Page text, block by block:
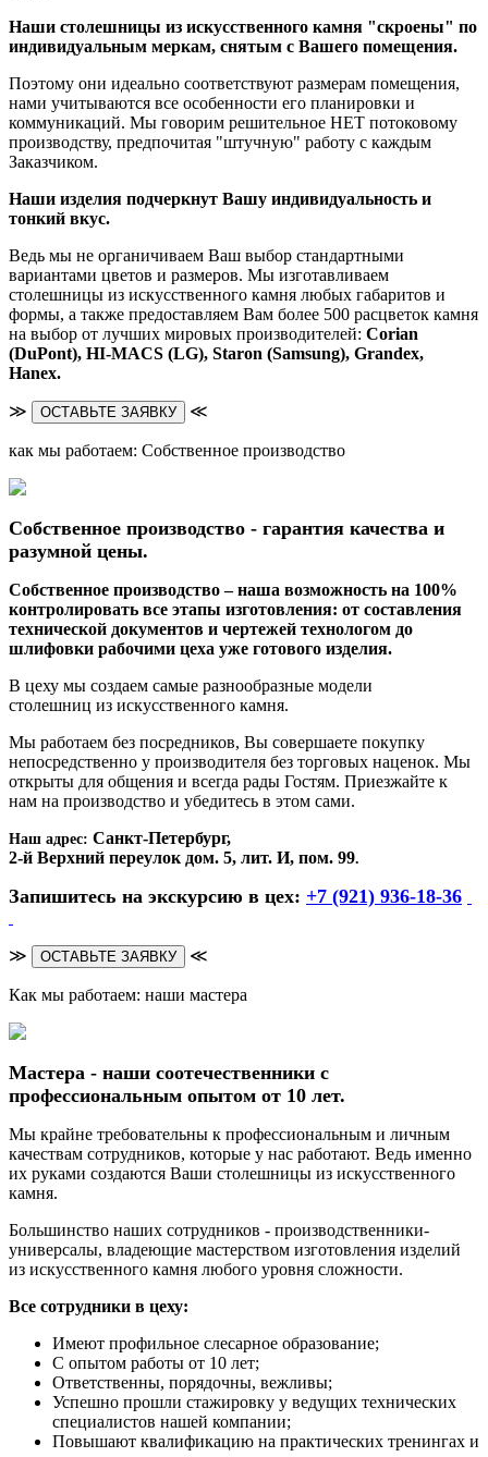
Наши столешницы из искусственного камня "скроены" по
индивидуальным меркам, снятым с Вашего помещения.
Поэтому они идеально соответствуют размерам помещения,
нами учитываются все особенности его планировки и
коммуникаций. Мы говорим решительное НЕТ потоковому
производству, предпочитая "штучную" работу с каждым
Заказчиком.
Наши изделия подчеркнут Вашу индивидуальность и
тонкий вкус.
Ведь мы не органичиваем Ваш выбор стандартными
вариантами цветов и размеров. Мы изготавливаем
столешницы из искусственного камня любых габаритов и
формы, а также предоставляем Вам более 500 расцветок камня
на выбор от лучших мировых производителей: Corian
(DuPont), HI-MACS (LG), Staron (Samsung), Grandex,
Hanex.
≫ ОСТАВЬТЕ ЗАЯВКУ ≪
как мы работаем: Собственное производство
Собственное производство - гарантия качества и
разумной цены.
Собственное производство – наша возможность на 100%
контролировать все этапы изготовления: от составления
технической документов и чертежей технологом до
шлифовки рабочими цеха уже готового изделия.
В цеху мы создаем самые разнообразные модели
столешниц из искусственного камня.
Мы работаем без посредников, Вы совершаете покупку
непосредственно у производителя без торговых наценок. Мы
открыты для общения и всегда рады Гостям. Приезжайте к
нам на производство и убедитесь в этом сами.
Наш адрес: Санкт-Петербург,
2-й Верхний переулок дом. 5, лит. И, пом. 99.
Запишитесь на экскурсию в цех: +7 (921) 936-18-36
≫ ОСТАВЬТЕ ЗАЯВКУ ≪
Как мы работаем: наши мастера
Мастера - наши соотечественники с
профессиональным опытом от 10 лет.
Мы крайне требовательны к профессиональным и личным
качествам сотрудников, которые у нас работают. Ведь именно
их руками создаются Ваши столешницы из искусственного
камня.
Большинство наших сотрудников - производственники-
универсалы, владеющие мастерством изготовления изделий
из искусственного камня любого уровня сложности.
Все сотрудники в цеху:
Имеют профильное слесарное образование;
С опытом работы от 10 лет;
Ответственны, порядочны, вежливы;
Успешно прошли стажировку у ведущих технических
специалистов нашей компании;
Повышают квалификацию на практических тренингах и